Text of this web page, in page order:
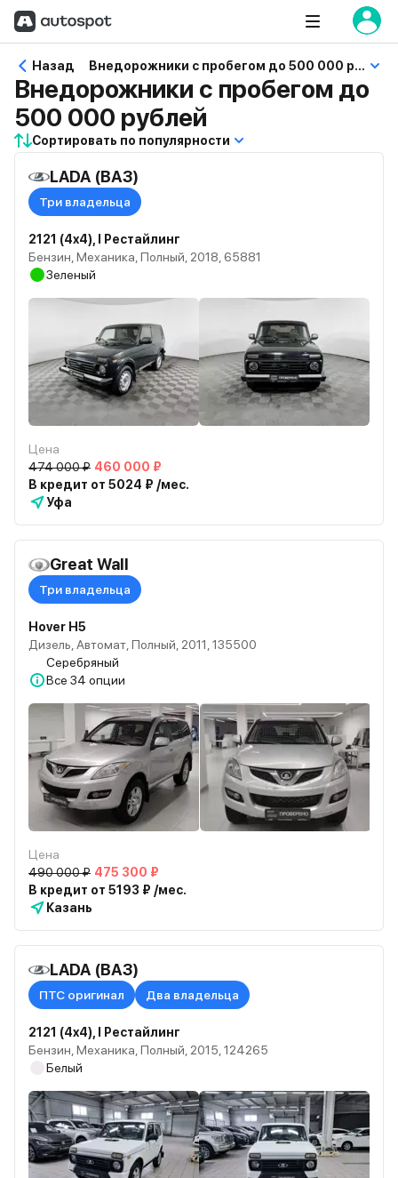
Назад Внедорожники с пробегом до 500 000 рублей
Внедорожники с пробегом до
500 000 рублей
Сортировать по популярности
LADA (ВАЗ)
Три владельца
2121 (4x4), I Рестайлинг
Бензин, Механика, Полный, 2018, 65881
Зеленый
Цена
474 000 ₽ 460 000 ₽
В кредит от 5024 ₽ /мес.
Уфа
Great Wall
Три владельца
Hover H5
Дизель, Автомат, Полный, 2011, 135500
Серебряный
Все 34 опции
Цена
490 000 ₽ 475 300 ₽
В кредит от 5193 ₽ /мес.
Казань
LADA (ВАЗ)
ПТС оригинал Два владельца
2121 (4x4), I Рестайлинг
Бензин, Механика, Полный, 2015, 124265
Белый